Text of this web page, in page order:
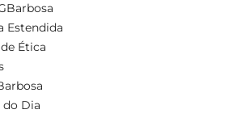
Estendida
Ética
do Dia